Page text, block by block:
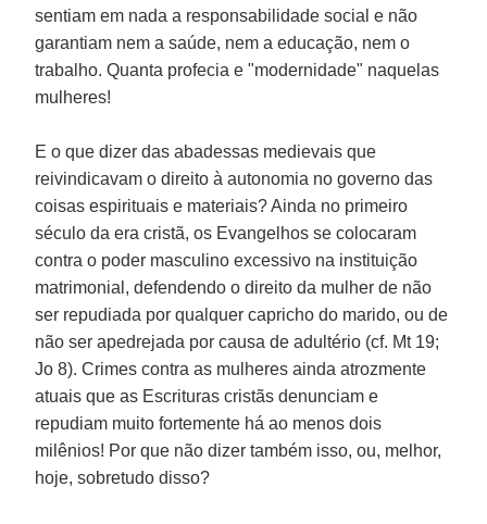
sentiam em nada a responsabilidade social e não
garantiam nem a saúde, nem a educação, nem o
trabalho. Quanta profecia e "modernidade" naquelas
mulheres!
E o que dizer das abadessas medievais que
reivindicavam o direito à autonomia no governo das
coisas espirituais e materiais? Ainda no primeiro
século da era cristã, os Evangelhos se colocaram
contra o poder masculino excessivo na instituição
matrimonial, defendendo o direito da mulher de não
ser repudiada por qualquer capricho do marido, ou de
não ser apedrejada por causa de adultério (cf. Mt 19;
Jo 8). Crimes contra as mulheres ainda atrozmente
atuais que as Escrituras cristãs denunciam e
repudiam muito fortemente há ao menos dois
milênios! Por que não dizer também isso, ou, melhor,
hoje, sobretudo disso?